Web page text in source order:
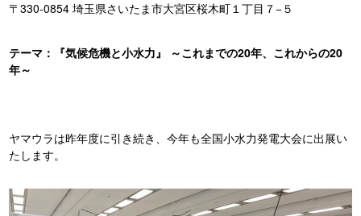
〒330-0854 埼玉県さいたま市大宮区桜木町１丁目７−５
テーマ：『気候危機と小水力』 ～これまでの20年、これからの20
年～
ヤマウラは昨年度に引き続き、今年も全国小水力発電大会に出展い
たします。